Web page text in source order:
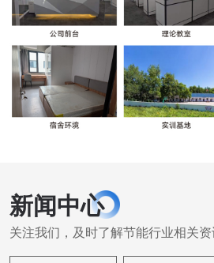
新闻中心
关注我们，及时了解节能行业相关资